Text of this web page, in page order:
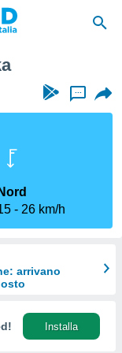
...
Nord
26 km/h
arrivano
Installa